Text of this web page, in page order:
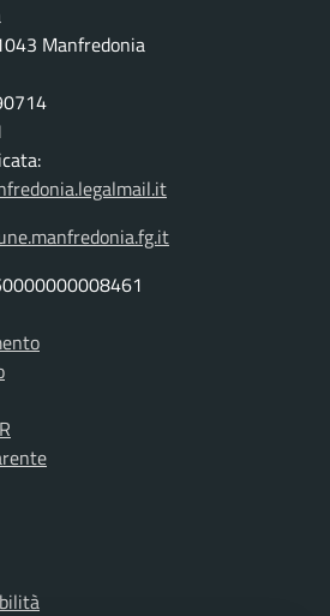
Manfredonia